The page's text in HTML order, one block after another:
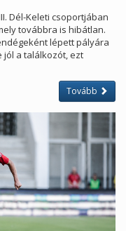
Dél-Keleti csoportjában
továbbra is hibátlan.
lépett pályára
jól a találkozót, ezt
Tovább